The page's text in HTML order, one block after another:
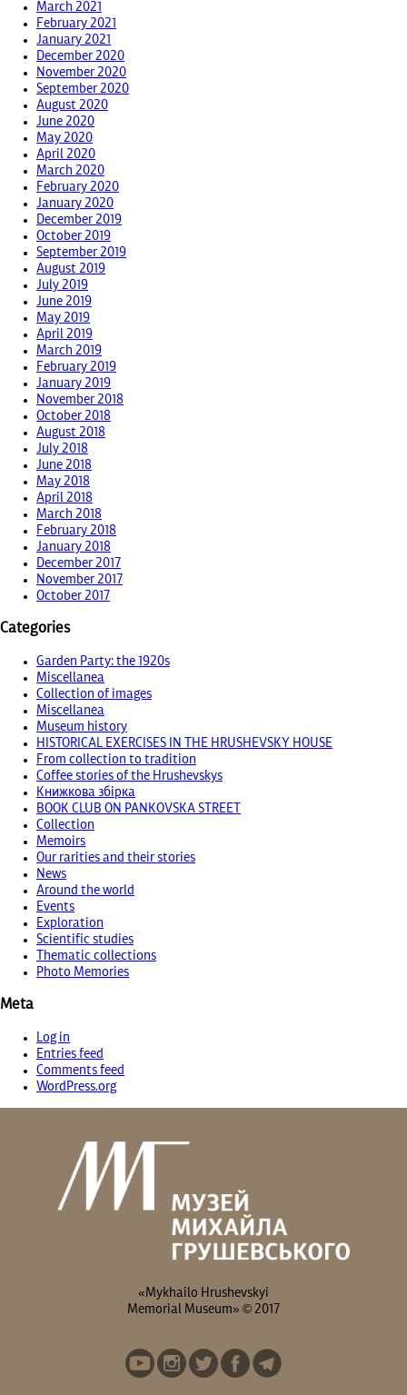
March 2021
February 2021
January 2021
December 2020
November 2020
September 2020
August 2020
June 2020
May 2020
April 2020
March 2020
February 2020
January 2020
December 2019
October 2019
September 2019
August 2019
July 2019
June 2019
May 2019
April 2019
March 2019
February 2019
January 2019
November 2018
October 2018
August 2018
July 2018
June 2018
May 2018
April 2018
March 2018
February 2018
January 2018
December 2017
November 2017
October 2017
Categories
Garden Party: the 1920s
Miscellanea
Collection of images
Miscellanea
Museum history
HISTORICAL EXERCISES IN THE HRUSHEVSKY HOUSE
From collection to tradition
Coffee stories of the Hrushevskys
Книжкова збірка
BOOK CLUB ON PANKOVSKA STREET
Collection
Memoirs
Our rarities and their stories
News
Around the world
Events
Exploration
Scientific studies
Thematic collections
Photo Memories
Meta
Log in
Entries feed
Comments feed
WordPress.org
«Mykhailo Hrushevskyi
Memorial Museum» © 2017